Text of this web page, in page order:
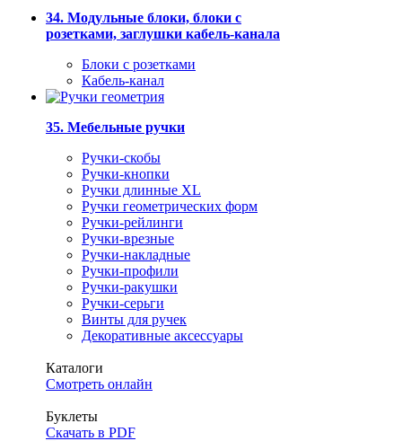
34. Модульные блоки, блоки с
розетками, заглушки кабель-канала
Блоки с розетками
Кабель-канал
35. Мебельные ручки
Ручки-скобы
Ручки-кнопки
Ручки длинные XL
Ручки геометрических форм
Ручки-рейлинги
Ручки-врезные
Ручки-накладные
Ручки-профили
Ручки-ракушки
Ручки-серьги
Винты для ручек
Декоративные аксессуары
Каталоги
Смотреть онлайн
Буклеты
Скачать в PDF